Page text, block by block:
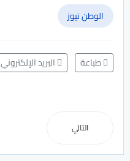
الوطن نيوز
طباعة البريد الإلكتروني
التالي